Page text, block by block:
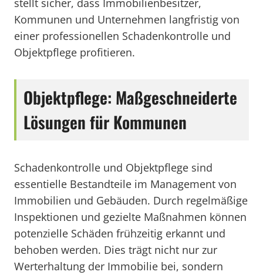
stellt sicher, dass Immobilienbesitzer,
Kommunen und Unternehmen langfristig von
einer professionellen Schadenkontrolle und
Objektpflege profitieren.
Objektpflege: Maßgeschneiderte
Lösungen für Kommunen
Schadenkontrolle und Objektpflege sind
essentielle Bestandteile im Management von
Immobilien und Gebäuden. Durch regelmäßige
Inspektionen und gezielte Maßnahmen können
potenzielle Schäden frühzeitig erkannt und
behoben werden. Dies trägt nicht nur zur
Werterhaltung der Immobilie bei, sondern